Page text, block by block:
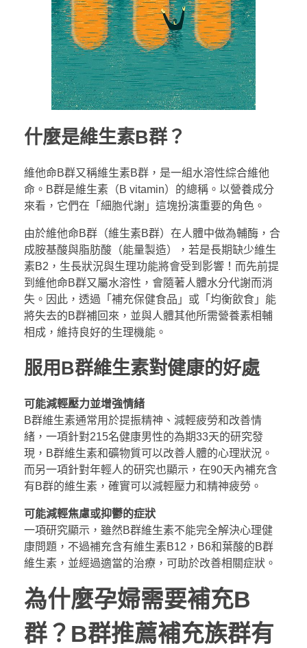
什麼是維生素B群？
維他命B群又稱維生素B群，是一組水溶性綜合維他
命。B群是維生素（B vitamin）的總稱。以營養成分
來看，它們在「細胞代謝」這塊扮演重要的角色。
由於維他命B群（維生素B群）在人體中做為輔酶，合
成胺基酸與脂肪酸（能量製造），若是長期缺少維生
素B2，生長狀況與生理功能將會受到影響！而先前提
到維他命B群又屬水溶性，會隨著人體水分代謝而消
失。因此，透過「補充保健食品」或「均衡飲食」能
將失去的B群補回來，並與人體其他所需營養素相輔
相成，維持良好的生理機能。
服用 B群維生素對健康的好處
可能減輕壓力並增強情緒
B群維生素通常用於提振精神、減輕疲勞和改善情
緒，一項針對215名健康男性的為期33天的研究發
現，B群維生素和礦物質可以改善人體的心理狀況。
而另一項針對年輕人的研究也顯示，在90天內補充含
有B群的維生素，確實可以減輕壓力和精神疲勞。
可能減輕焦慮或抑鬱的症狀
一項研究顯示，雖然B群維生素不能完全解決心理健
康問題，不過補充含有維生素B12，B6和葉酸的B群
維生素，並經過適當的治療，可助於改善相關症狀。
為什麼孕婦需要補充B
群？ B群推薦補充族群有